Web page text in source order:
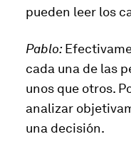
pueden leer los
Pablo:
cada una de las
unos que otros.
analizar
una decisión.